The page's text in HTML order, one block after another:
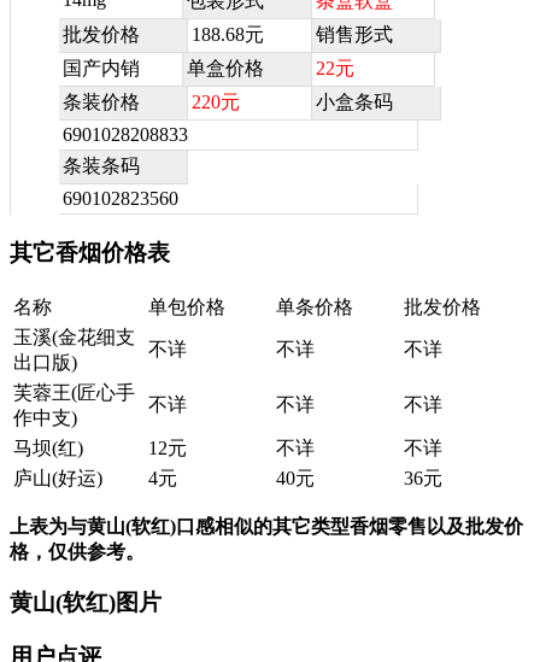
批发价格
188.68元
销售形式
国产内销
单盒价格
22元
条装价格
220元
小盒条码
6901028208833
条装条码
690102823560
其它香烟价格表
名称 单包价格 单条价格
批发价格
玉溪(金花细支
出口版)
不详 不详 不详
芙蓉王(匠心手
作中支)
不详 不详 不详
马坝(红) 12元 不详
不详
庐山(好运)
4元 40元 36元
上表为与黄山(软红)口感相似的其它类型香烟零售以及批发价
格，仅供参考。
黄山(软红)图片
用户点评